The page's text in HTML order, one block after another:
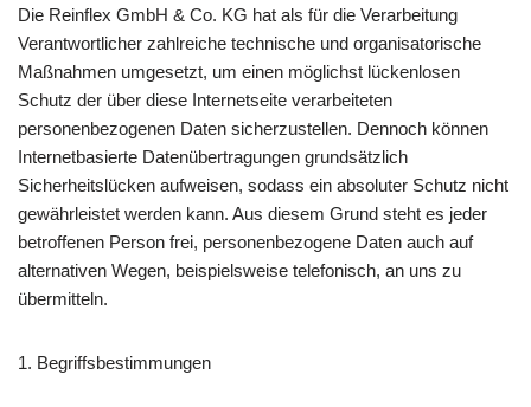
Die Reinflex GmbH & Co. KG hat als für die Verarbeitung
Verantwortlicher zahlreiche technische und organisatorische
Maßnahmen umgesetzt, um einen möglichst lückenlosen
Schutz der über diese Internetseite verarbeiteten
personenbezogenen Daten sicherzustellen. Dennoch können
Internetbasierte Datenübertragungen grundsätzlich
Sicherheitslücken aufweisen, sodass ein absoluter Schutz nicht
gewährleistet werden kann. Aus diesem Grund steht es jeder
betroffenen Person frei, personenbezogene Daten auch auf
alternativen Wegen, beispielsweise telefonisch, an uns zu
übermitteln.
1. Begriffsbestimmungen